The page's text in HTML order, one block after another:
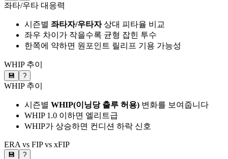
좌타/우타 대응력
시즌별 좌타자/우타자상대 피타율 비교
좌우 차이가 작을수록 균형 잡힌 투수
한쪽에 약하면 원포인트 릴리프 기용 가능성
WHIP 추이
💾 ?
WHIP 추이
시즌별 WHIP(이닝당 출루 허용) 변화를 보여줍니다
WHIP 1.0 이하면 엘리트급
WHIP가 상승하면 컨디션 하락 신호
ERA vs FIP vs xFIP
💾 ?